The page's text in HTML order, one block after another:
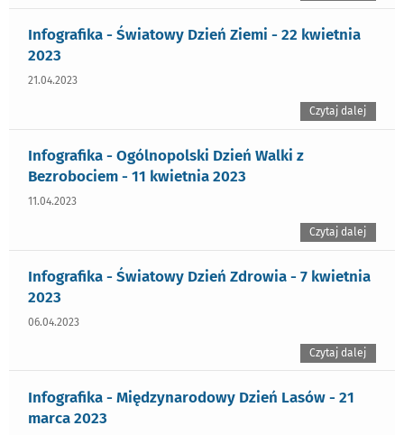
Infografika - Światowy Dzień Ziemi - 22 kwietnia
2023
21.04.2023
Czytaj dalej
Infografika - Ogólnopolski Dzień Walki z
Bezrobociem - 11 kwietnia 2023
11.04.2023
Czytaj dalej
Infografika - Światowy Dzień Zdrowia - 7 kwietnia
2023
06.04.2023
Czytaj dalej
Infografika - Międzynarodowy Dzień Lasów - 21
marca 2023